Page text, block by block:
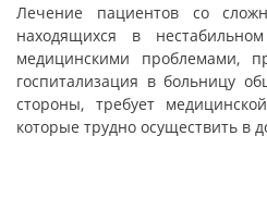
Лечение пациентов со
находящихся в
медицинскими проблемами,
госпитализация в больницу
стороны, требует
которые трудно осуществить в